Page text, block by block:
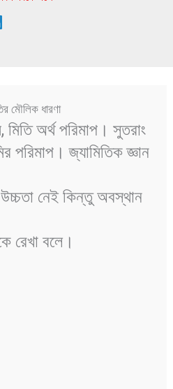
মৌলিক ধারণা
মিতি অর্থ পরিমাপ। সুতরাং
পরিমাপ। জ্যামিতিক জ্ঞান
উচ্চতা নেই কিন্তু অবস্থান
রেখা বলে।